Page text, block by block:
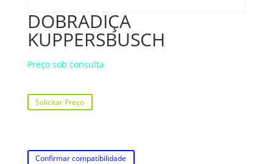
DOBRADIÇA
KUPPERSBUSCH
Preço sob consulta
Solicitar Preço
Confirmar compatibilidade